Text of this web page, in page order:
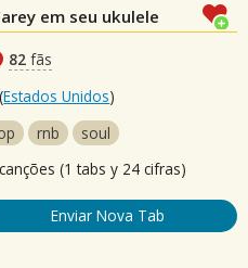
em seu ukulele
82 fãs
(Estados Unidos)
rnb
soul
canções (1 tabs y 24 cifras)
Enviar Nova Tab